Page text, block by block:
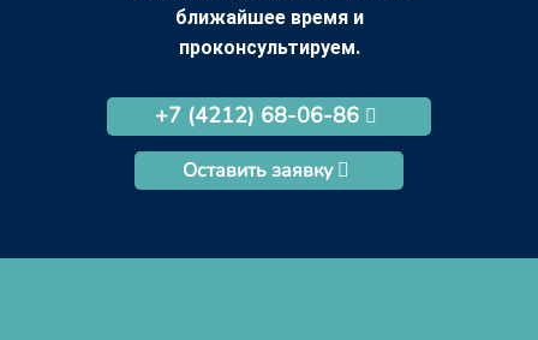
ближайшее время и
проконсультируем.
+7 (4212) 68-06-86
Оставить заявку